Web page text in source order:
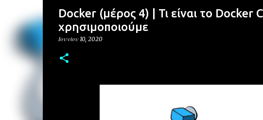
Docker (μέρος 4) | Τι είναι το Docker
χρησιμοποιούμε
Ιουνίου 10, 2020